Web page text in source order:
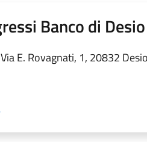
Banco di Desio
Via E. Rovagnati, 1, 20832